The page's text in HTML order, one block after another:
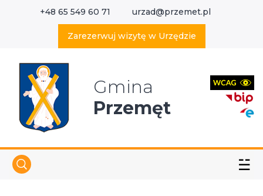
+48 65 549 60 71 urzad@przemet.pl
Zarezerwuj wizytę w Urzędzie
Gmina
Przemęt
☱
Wyszukaj w serwisie